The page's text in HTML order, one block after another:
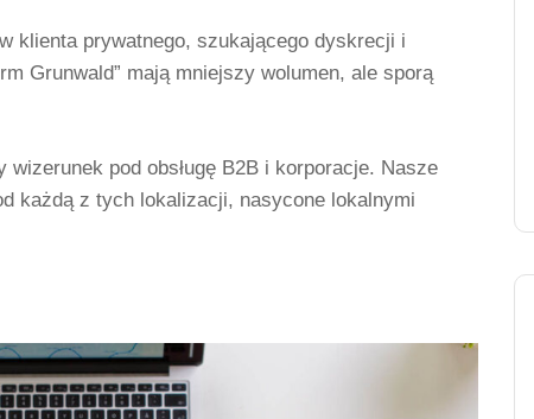
klienta prywatnego, szukającego dyskrecji i
Grunwald” mają mniejszy wolumen, ale sporą
wizerunek pod obsługę B2B i korporacje. Nasze
każdą z tych lokalizacji, nasycone lokalnymi